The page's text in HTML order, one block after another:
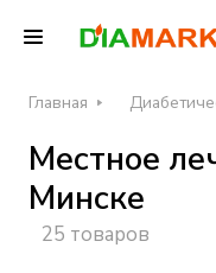
Главная
Местное
Минске
25 товаров